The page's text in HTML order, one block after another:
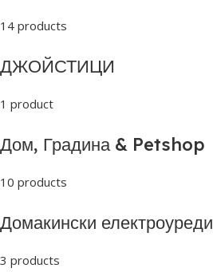
14 products
ДЖОЙСТИЦИ
1 product
Дом, Градина & Petshop
10 products
Домакински електроуреди
3 products